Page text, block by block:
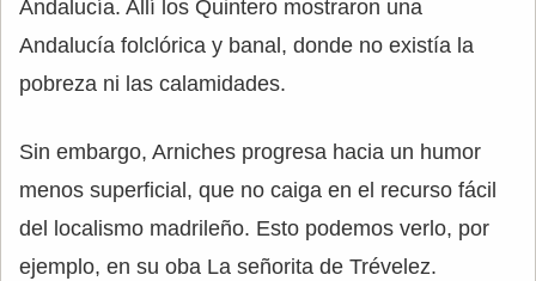
Andalucía. Allí los Quintero mostraron una
Andalucía folclórica y banal, donde no existía la
pobreza ni las calamidades.
Sin embargo, Arniches progresa hacia un humor
menos superficial, que no caiga en el recurso fácil
del localismo madrileño. Esto podemos verlo, por
ejemplo, en su oba La señorita de Trévelez.